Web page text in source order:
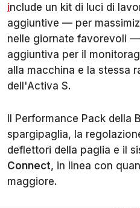
include un kit di luci di
aggiuntive — per
nelle giornate favorevoli
aggiuntiva per il
alla macchina e la stessa
dell'Activa S.
Il Performance Pack della
spargipaglia, la
deflettori della paglia e il
Connect, in linea con
maggiore.